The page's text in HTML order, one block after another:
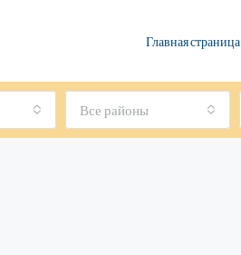
Главная страница
Все районы